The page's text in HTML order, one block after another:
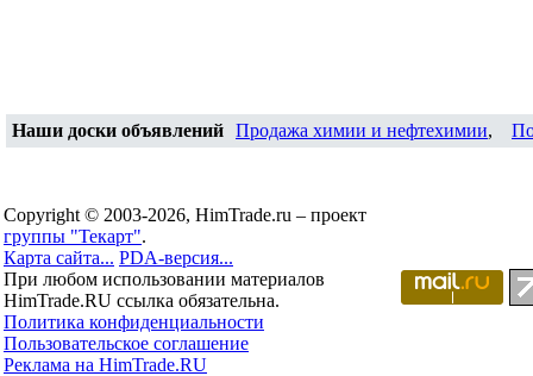
Наши доски объявлений Продажа химии и нефтехимии,
Copyright © 2003-2026, HimTrade.ru – проект
группы "Текарт".
Карта сайта... PDA-версия...
При любом использовании материалов
HimTrade.RU ссылка обязательна.
Политика конфиденциальности
Пользовательское соглашение
Реклама на HimTrade.RU